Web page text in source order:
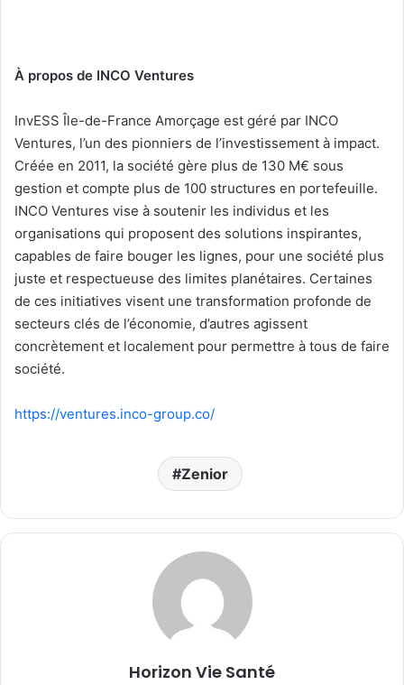
À propos de INCO Ventures
InvESS Île-de-France Amorçage est géré par INCO
Ventures, l’un des pionniers de l’investissement à impact.
Créée en 2011, la société gère plus de 130 M€ sous
gestion et compte plus de 100 structures en portefeuille.
INCO Ventures vise à soutenir les individus et les
organisations qui proposent des solutions inspirantes,
capables de faire bouger les lignes, pour une société plus
juste et respectueuse des limites planétaires. Certaines
de ces initiatives visent une transformation profonde de
secteurs clés de l’économie, d’autres agissent
concrètement et localement pour permettre à tous de faire
société.
https://ventures.inco-group.co/
Zenior
Horizon Vie Santé